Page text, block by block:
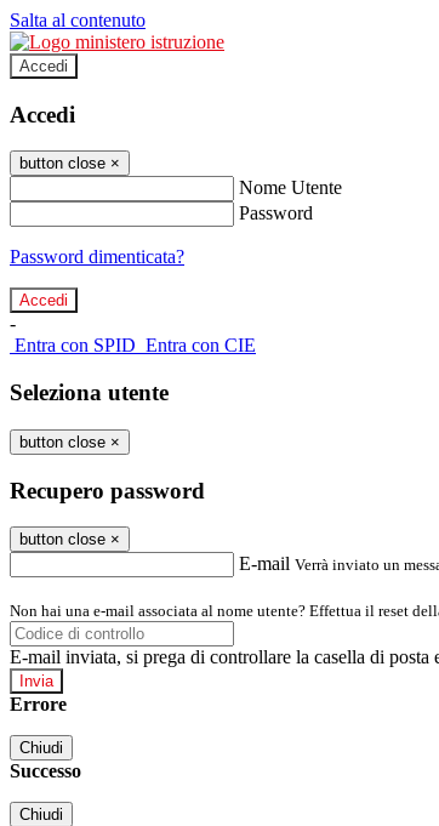
Salta al contenuto
Accedi
Accedi
button close ×
Nome Utente
Password
Password dimenticata?
-
Entra con SPID Entra con CIE
Seleziona utente
button close ×
Recupero password
button close ×
E-mail Verrà inviato un
Non hai una e-mail associata al nome utente? Effettua il reset
E-mail inviata, si prega di controllare la casella di posta
Errore
Chiudi
Successo
Chiudi